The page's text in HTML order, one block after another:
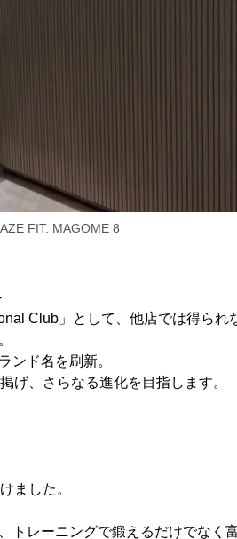
FIT. MAGOME 8
Club」として、他店では得られ
ンド名を刷新。
げ、さらなる進化を目指します。
ました。
トレーニングで鍛えるだけでなく